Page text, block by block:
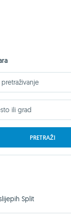
PRETRAŽI
Split